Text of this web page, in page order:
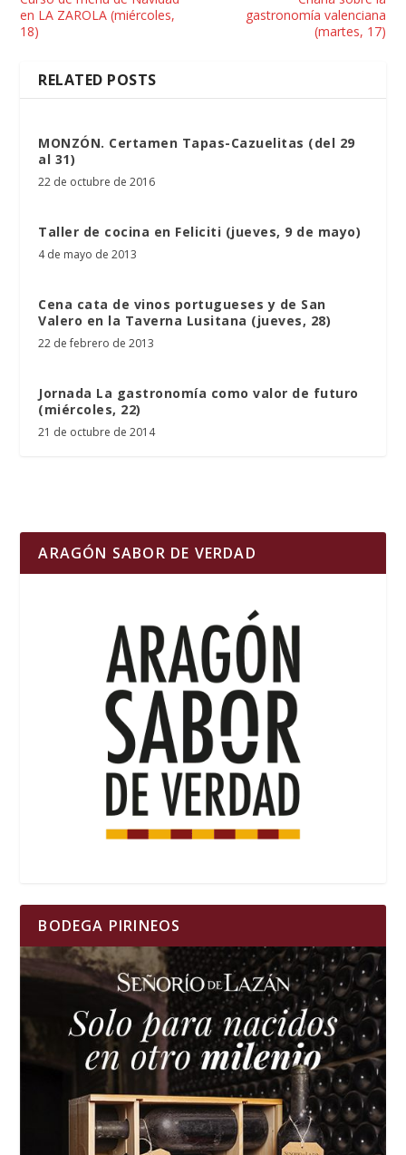
en LA ZAROLA (miércoles,
18)
gastronomía valenciana
(martes, 17)
RELATED POSTS
MONZÓN. Certamen Tapas-Cazuelitas (del 29
al 31)
22 de octubre de 2016
Taller de cocina en Feliciti (jueves, 9 de mayo)
4 de mayo de 2013
Cena cata de vinos portugueses y de San
Valero en la Taverna Lusitana (jueves, 28)
22 de febrero de 2013
Jornada La gastronomía como valor de futuro
(miércoles, 22)
21 de octubre de 2014
ARAGÓN SABOR DE VERDAD
BODEGA PIRINEOS